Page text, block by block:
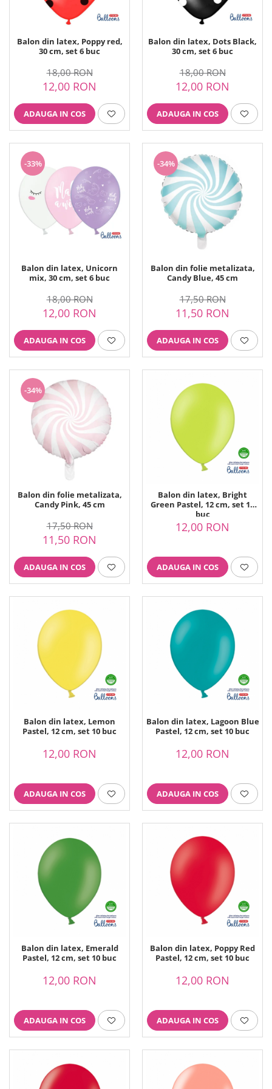
Ustensile ciocolata
AMBALARE & PREZENTARE
Cupcakes
Cakepops - Acadele
Praline - Bomboane
Eclair - Macarons
Pungi celofan
Forme pentru copt
Candybar - Catering
Alte ambalaje
DECORARE
Pasta de zahar - Icing
Decoratiuni din zahar
Printuri Comestibile
Flori Comestibile
RELAXARE & HOBBY
Role pentru colorat
Postere gigant
Puzzele mecanic
PETRECERI & EVENIMENTE
Paie colorate
Baloane
Cutii marturii
Articole party
Toppere prajituri
Balon din latex, Poppy red,
30 cm, set 6 buc
18,00 RON
12,00 RON
ADAUGA IN COS
Balon din latex, Dots Black,
30 cm, set 6 buc
18,00 RON
12,00 RON
ADAUGA IN COS
-33%
Balon din latex, Unicorn
mix, 30 cm, set 6 buc
18,00 RON
12,00 RON
ADAUGA IN COS
-34%
Balon din folie metalizata,
Candy Blue, 45 cm
17,50 RON
11,50 RON
ADAUGA IN COS
-34%
Balon din folie metalizata,
Candy Pink, 45 cm
17,50 RON
11,50 RON
ADAUGA IN COS
Balon din latex, Bright
Green Pastel, 12 cm, set 10
buc
12,00 RON
ADAUGA IN COS
Balon din latex, Lemon
Pastel, 12 cm, set 10 buc
12,00 RON
ADAUGA IN COS
Balon din latex, Lagoon Blue
Pastel, 12 cm, set 10 buc
12,00 RON
ADAUGA IN COS
Balon din latex, Emerald
Pastel, 12 cm, set 10 buc
12,00 RON
ADAUGA IN COS
Balon din latex, Poppy Red
Pastel, 12 cm, set 10 buc
12,00 RON
ADAUGA IN COS